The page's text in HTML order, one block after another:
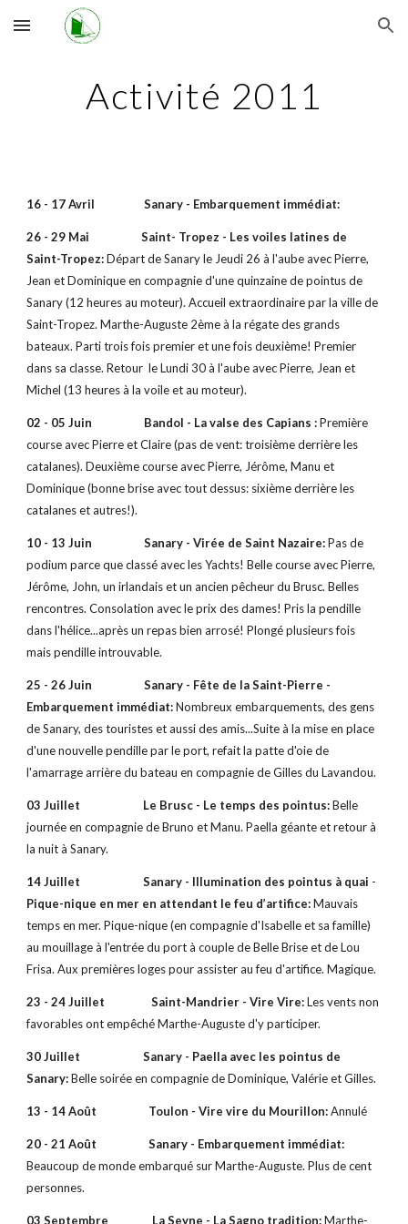
Skip to main content Skip to navigation
Activité 2011
16 - 17 Avril Sanary - Embarquement immédiat:
26 - 29 Mai Saint- Tropez - Les voiles latines de
Saint-Tropez:Départ de Sanary le Jeudi 26 à l'aube avec Pierre,
Jean et Dominique en compagnie d'une quinzaine de pointus de
Sanary (12 heures au moteur). Accueil extraordinaire par la ville de
Saint-Tropez. Marthe-Auguste 2ème à la régate des grands
bateaux. Parti trois fois premier et une fois deuxième! Premier
dans sa classe. Retour le Lundi 30 à l'aube avec Pierre, Jean et
Michel (13 heures à la voile et au moteur).
02 - 05 Juin Bandol - La valse des Capians :Première
course avec Pierre et Claire (pas de vent: troisième derrière les
catalanes). Deuxième course avec Pierre, Jérôme, Manu et
Dominique (bonne brise avec tout dessus: sixième derrière les
catalanes et autres!).
10 - 13 Juin Sanary - Virée de Saint Nazaire:Pas de
podium parce que classé avec les Yachts! Belle course avec Pierre,
Jérôme, John, un irlandais et un ancien pêcheur du Brusc. Belles
rencontres. Consolation avec le prix des dames! Pris la pendille
dans l'hélice...après un repas bien arrosé! Plongé plusieurs fois
mais pendille introuvable.
25 - 26 Juin Sanary - Fête de la Saint-Pierre -
Embarquement immédiat:Nombreux embarquements, des gens
de Sanary, des touristes et aussi des amis...Suite à la mise en place
d'une nouvelle pendille par le port, refait la patte d'oie de
l'amarrage arrière du bateau en compagnie de Gilles du Lavandou.
03 Juillet Le Brusc - Le temps des pointus:Belle
journée en compagnie de Bruno et Manu. Paella géante et retour à
la nuit à Sanary.
14 Juillet Sanary - Illumination des pointus à quai -
Pique-nique en mer en attendant le feu d’artifice:Mauvais
temps en mer. Pique-nique (en compagnie d'Isabelle et sa famille)
au mouillage à l'entrée du port à couple de Belle Brise et de Lou
Frisa. Aux premières loges pour assister au feu d'artifice. Magique.
23 - 24 Juillet Saint-Mandrier - Vire Vire:Les vents non
favorables ont empêché Marthe-Auguste d'y participer.
30 Juillet Sanary - Paella avec les pointus de
Sanary:Belle soirée en compagnie de Dominique, Valérie et Gilles.
13 - 14 Août Toulon - Vire vire du Mourillon:Annulé
20 - 21 Août
Sanary - Embarquement immédiat:
Beaucoup de monde embarqué sur Marthe-Auguste. Plus de cent
personnes.
03 Septembre La Seyne - La Sagno tradition:Marthe-